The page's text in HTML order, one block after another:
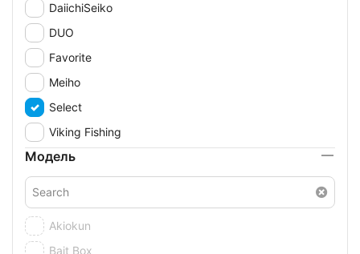
DaiichiSeiko
DUO
Favorite
Meiho
Select
Viking Fishing
Модель
Akiokun
Bait Box